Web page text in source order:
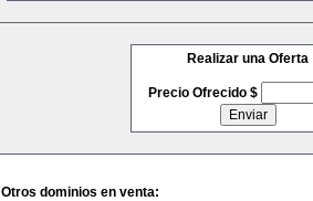
Realizar una Oferta
Precio Ofrecido $
Otros dominios en venta: